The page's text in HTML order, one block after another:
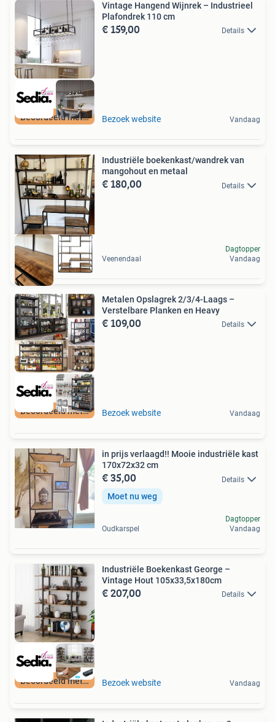
Beoordeeld met 9+
Vintage Hangend Wijnrek – Industrieel
Plafondrek 110 cm
€ 159,00 Details
Bezoek website Vandaag
Industriële boekenkast/wandrek van
mangohout en metaal
€ 180,00 Details
Veenendaal
Dagtopper
Vandaag
Beoordeeld met 9+
Metalen Opslagrek 2/3/4-Laags –
Verstelbare Planken en Heavy
€ 109,00 Details
Bezoek website Vandaag
in prijs verlaagd!! Mooie industriële kast
170x72x32 cm
€ 35,00 Details
Moet nu weg
Oudkarspel
Dagtopper
Vandaag
Beoordeeld met 9+
Industriële Boekenkast George –
Vintage Hout 105x33,5x180cm
€ 207,00 Details
Bezoek website Vandaag